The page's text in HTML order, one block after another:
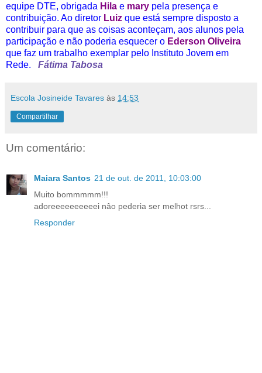
equipe DTE, obrigada Hila e mary pela presença e
contribuição. Ao diretor Luiz que está sempre disposto a
contribuir para que as coisas aconteçam, aos alunos pela
participação e não poderia esquecer o Ederson Oliveira
que faz um trabalho exemplar pelo Instituto Jovem em
Rede.
Fátima Tabosa
Escola Josineide Tavares às 14:53
Compartilhar
Um comentário:
Maiara Santos 21 de out. de 2011, 10:03:00
Muito bommmmm!!!
adoreeeeeeeeeei nâo pederia ser melhot rsrs...
Responder